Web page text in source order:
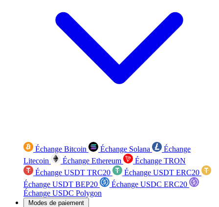
Échange Bitcoin Échange Solana
Échange
Litecoin
Échange Ethereum
Échange TRON
Échange USDT TRC20
Échange USDT ERC20
Échange USDT BEP20
Échange USDC ERC20
Échange USDC Polygon
Modes de paiement